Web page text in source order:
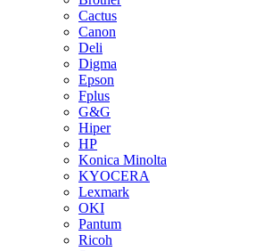
Cactus
Canon
Deli
Digma
Epson
Fplus
G&G
Hiper
HP
Konica Minolta
KYOCERA
Lexmark
OKI
Pantum
Ricoh